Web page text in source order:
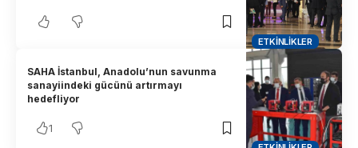
ETKINLIKLER
SAHA İstanbul, Anadolu’nun savunma
sanayiindeki gücünü artırmayı
hedefliyor
1